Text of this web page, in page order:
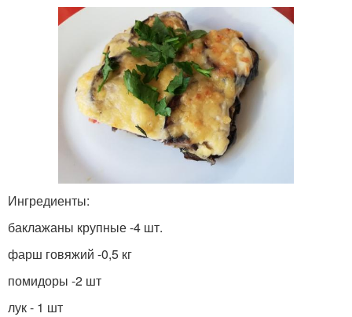
Ингредиенты:
баклажаны крупные -4 шт.
фарш говяжий -0,5 кг
помидоры -2 шт
лук - 1 шт